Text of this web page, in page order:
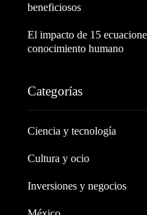
beneficiosos
El impacto de 15
conocimiento humano
Categorías
Ciencia y tecnología
Cultura y ocio
Inversiones y negocios